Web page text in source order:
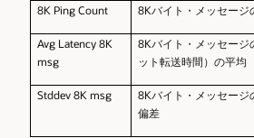
8K Ping Count 8Kバイト・メッセージ
Avg Latency 8K
msg
8Kバイト・メッセージ
ット転送時間）の平均
Stddev 8K msg 8Kバイト・メッセージ
偏差